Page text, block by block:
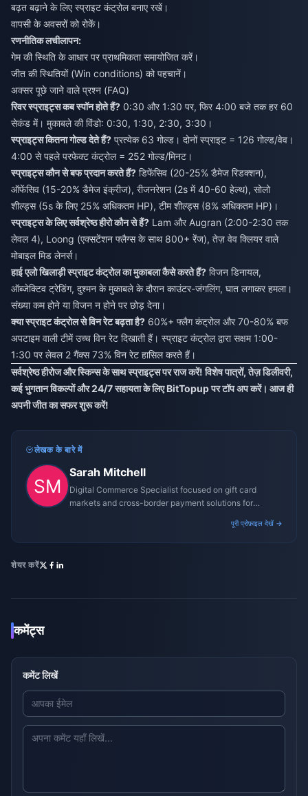
बढ़त बढ़ाने के लिए स्प्राइट कंट्रोल बनाए रखें।
वापसी के अवसरों को रोकें।
रणनीतिक लचीलापन:
गेम की स्थिति के आधार पर प्राथमिकता समायोजित करें।
जीत की स्थितियों (Win conditions) को पहचानें।
अक्सर पूछे जाने वाले प्रश्न (FAQ)
रिवर स्प्राइट्स कब स्पॉन होते हैं? 0:30 और 1:30 पर, फिर 4:00 बजे तक हर 60
सेकंड में। मुकाबले की विंडो: 0:30, 1:30, 2:30, 3:30।
स्प्राइट्स कितना गोल्ड देते हैं? प्रत्येक 63 गोल्ड। दोनों स्प्राइट = 126 गोल्ड/वेव।
4:00 से पहले परफेक्ट कंट्रोल = 252 गोल्ड/मिनट।
स्प्राइट्स कौन से बफ प्रदान करते हैं? डिफेंसिव (20-25% डैमेज रिडक्शन),
ऑफेंसिव (15-20% डैमेज इंक्रीज), रीजनरेशन (2s में 40-60 हेल्थ), सोलो
शील्ड्स (5s के लिए 25% अधिकतम HP), टीम शील्ड्स (8% अधिकतम HP)।
स्प्राइट्स के लिए सर्वश्रेष्ठ हीरो कौन से हैं? Lam और Augran (2:00-2:30 तक
लेवल 4), Loong (एक्सटेंशन फ्लैग्स के साथ 800+ रेंज), तेज़ वेव क्लियर वाले
मोबाइल मिड लेनर्स।
हाई एलो खिलाड़ी स्प्राइट कंट्रोल का मुकाबला कैसे करते हैं? विजन डिनायल,
ऑब्जेक्टिव ट्रेडिंग, दुश्मन के मुकाबले के दौरान काउंटर-जंगलिंग, घात लगाकर हमला।
संख्या कम होने या विजन न होने पर छोड़ देना।
क्या स्प्राइट कंट्रोल से विन रेट बढ़ता है? 60%+ फ्लैग कंट्रोल और 70-80% बफ
अपटाइम वाली टीमें उच्च विन रेट दिखाती हैं। स्प्राइट कंट्रोल द्वारा सक्षम 1:00-
1:30 पर लेवल 2 गैंक्स 73% विन रेट हासिल करते हैं।
सर्वश्रेष्ठ हीरोज और स्किन्स के साथ स्प्राइट्स पर राज करें! विशेष पात्रों, तेज़ डिलीवरी,
कई भुगतान विकल्पों और 24/7 सहायता के लिए BitTopup पर टॉप अप करें। आज ही
अपनी जीत का सफर शुरू करें!
लेखक के बारे में
Sarah Mitchell
Digital Commerce Specialist focused on gift card
markets and cross-border payment solutions for
पूरी प्रोफ़ाइल देखें →
शेयर करें
कमेंट्स
कमेंट लिखें